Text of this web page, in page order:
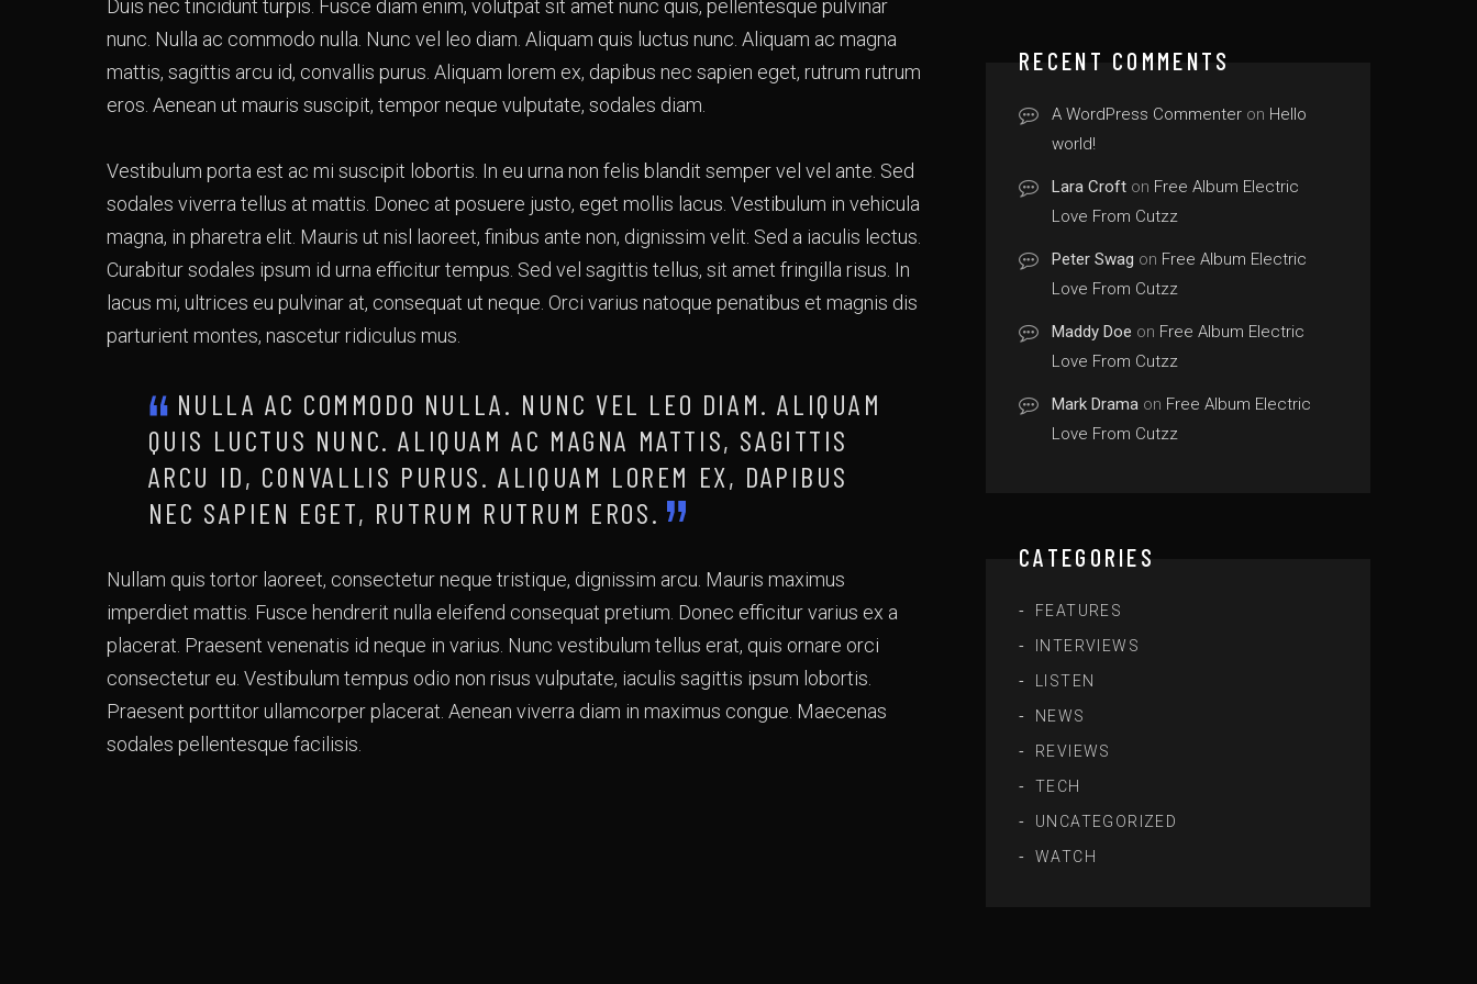
Duis nec tincidunt turpis. Fusce diam enim, volutpat sit amet nunc quis, pellentesque pulvinar
nunc. Nulla ac commodo nulla. Nunc vel leo diam. Aliquam quis luctus nunc. Aliquam ac magna
mattis, sagittis arcu id, convallis purus. Aliquam lorem ex, dapibus nec sapien eget, rutrum rutrum
eros. Aenean ut mauris suscipit, tempor neque vulputate, sodales diam.
Vestibulum porta est ac mi suscipit lobortis. In eu urna non felis blandit semper vel vel ante. Sed
sodales viverra tellus at mattis. Donec at posuere justo, eget mollis lacus. Vestibulum in vehicula
magna, in pharetra elit. Mauris ut nisl laoreet, finibus ante non, dignissim velit. Sed a iaculis lectus.
Curabitur sodales ipsum id urna efficitur tempus. Sed vel sagittis tellus, sit amet fringilla risus. In
lacus mi, ultrices eu pulvinar at, consequat ut neque. Orci varius natoque penatibus et magnis dis
parturient montes, nascetur ridiculus mus.
NULLA AC COMMODO NULLA. NUNC VEL LEO DIAM. ALIQUAM
QUIS LUCTUS NUNC. ALIQUAM AC MAGNA MATTIS, SAGITTIS
ARCU ID, CONVALLIS PURUS. ALIQUAM LOREM EX, DAPIBUS
NEC SAPIEN EGET, RUTRUM RUTRUM EROS.
Nullam quis tortor laoreet, consectetur neque tristique, dignissim arcu. Mauris maximus
imperdiet mattis. Fusce hendrerit nulla eleifend consequat pretium. Donec efficitur varius ex a
placerat. Praesent venenatis id neque in varius. Nunc vestibulum tellus erat, quis ornare orci
consectetur eu. Vestibulum tempus odio non risus vulputate, iaculis sagittis ipsum lobortis.
Praesent porttitor ullamcorper placerat. Aenean viverra diam in maximus congue. Maecenas
sodales pellentesque facilisis.
RECENT COMMENTS
A WordPress Commenter on Hello
world!
Lara Croft on Free Album Electric
Love From Cutzz
Peter Swag on Free Album Electric
Love From Cutzz
Maddy Doe on Free Album Electric
Love From Cutzz
Mark Drama on Free Album Electric
Love From Cutzz
CATEGORIES
FEATURES
INTERVIEWS
LISTEN
NEWS
REVIEWS
TECH
UNCATEGORIZED
WATCH